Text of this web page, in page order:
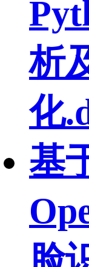
析
化
基